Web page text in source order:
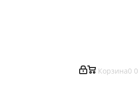
Корзина0 0